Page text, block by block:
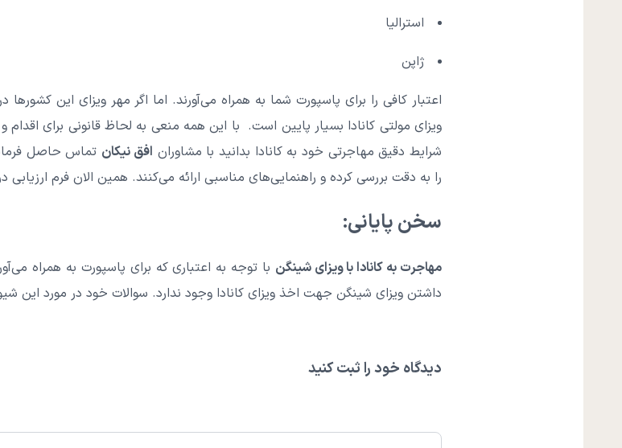
استرالیا
ژاپن
اعتبار کافی را برای پاسپورت شما به همراه می‌آورند. اما اگر مهر ویزای این
ویزای مولتی کانادا بسیار پایین است. با این همه منعی به لحاظ قانونی برای اقدام
شرایط دقیق مهاجرتی خود به کانادا بدانید با مشاوران افق نیکان تماس حاصل
را به دقت بررسی کرده و راهنمایی‌های مناسبی ارائه می‌کنند. همین الان فرم
سخن پایانی:
مهاجرت به کانادا با ویزای شینگن با توجه به اعتباری که برای پاسپورت به همراه
داشتن ویزای شینگن جهت اخذ ویزای کانادا وجود ندارد. سوالات خود در مورد این
دیدگاه خود را ثبت کنید